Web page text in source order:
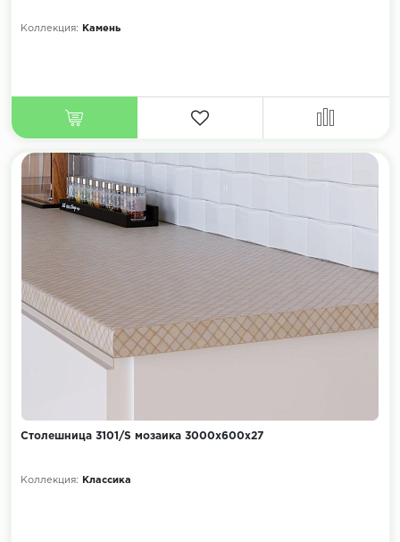
Коллекция: Камень
Столешница 3101/S мозаика 3000х600х27
Коллекция: Классика